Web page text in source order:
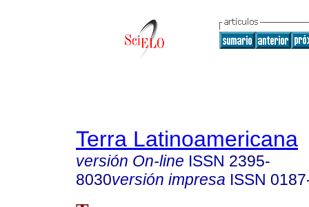
Terra Latinoamericana
versión On-line ISSN 2395-
8030versión impresa ISSN